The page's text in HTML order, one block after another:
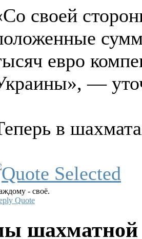
своей
евро
—
в
- своё.
Quote
шахматной